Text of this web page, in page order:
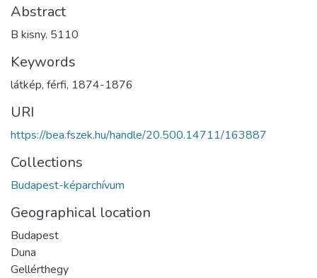
Abstract
B kisny. 5110
Keywords
látkép, férfi, 1874-1876
URI
https://bea.fszek.hu/handle/20.500.14711/163887
Collections
Budapest-képarchívum
Geographical location
Budapest
Duna
Gellérthegy